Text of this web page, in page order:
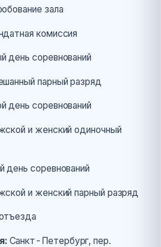
зала
комиссия
день соревнований
парный разряд
день соревнований
и женский одиночный
день соревнований
и женский парный разряд
Санкт-Петербург, пер.